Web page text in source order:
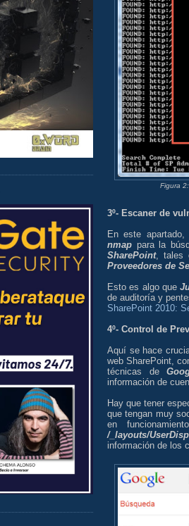
Figura
3º- Escaner de
En este
nmap para la
SharePoint, tales
Proveedores de
Esto es algo que
de auditoría y
SharePoint 2010:
4º- Control de
Aquí se hace
web SharePoint,
técnicas de
información de
Hay que tener
que tengan muy
en
/_layouts/
información de los